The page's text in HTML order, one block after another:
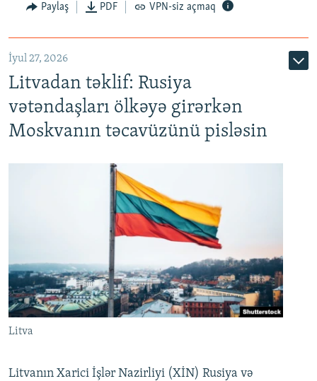
Paylaş PDF VPN-siz açmaq
İyul 27, 2026
Litvadan təklif: Rusiya
vətəndaşları ölkəyə girərkən
Moskvanın təcavüzünü pisləsin
Litva
Litvanın Xarici İşlər Nazirliyi (XİN) Rusiya və